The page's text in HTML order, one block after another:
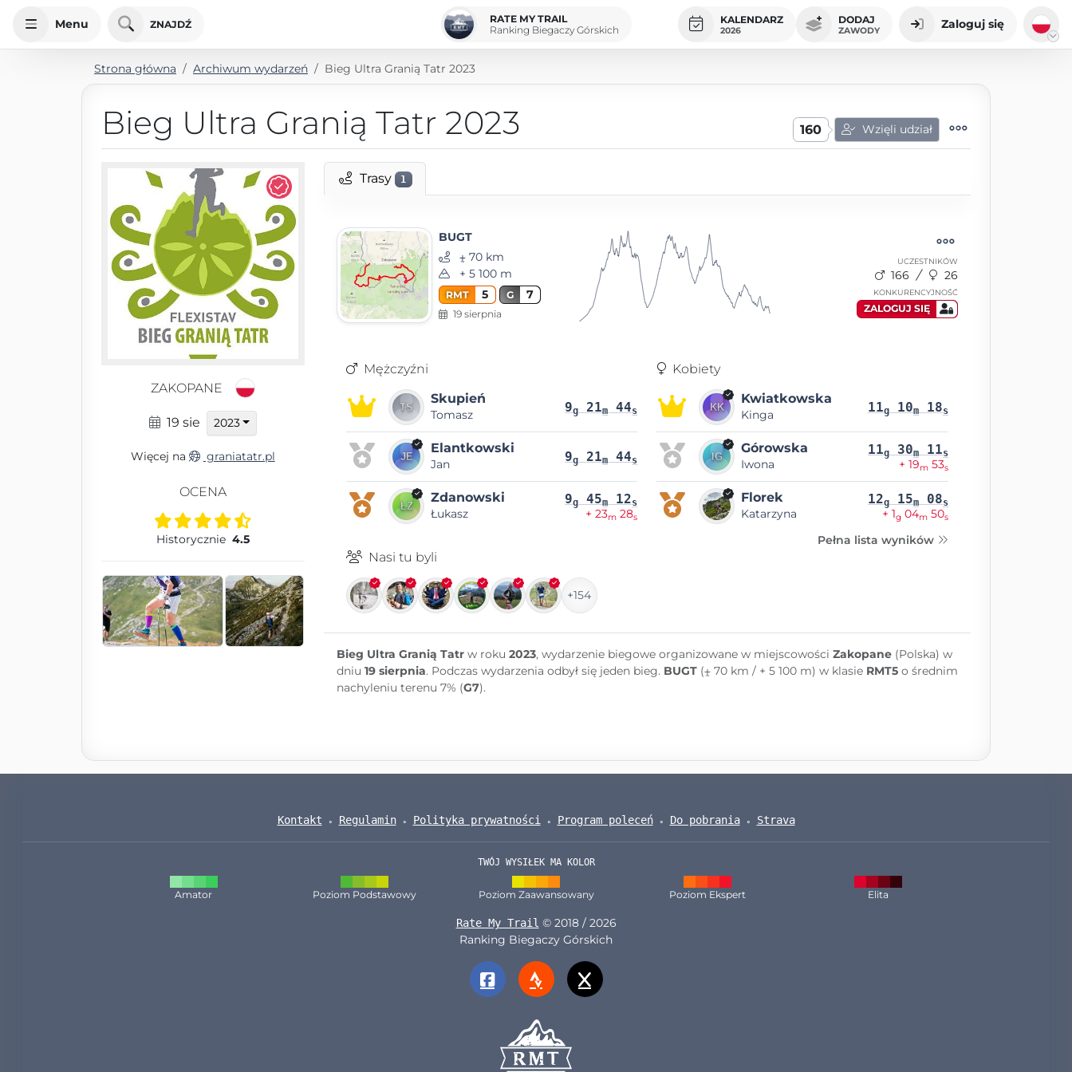
Menu ZNAJDŹ
RATE MY TRAIL
Ranking Biegaczy Górskich
KALENDARZ
2026
DODAJ
ZAWODY Zaloguj się
Strona główna Archiwum wydarzeń Bieg Ultra Granią Tatr 2023
Bieg Ultra Granią Tatr 2023 160 Wzięli udział
ZAKOPANE
19 sie 2023
Więcej na graniatatr.pl
OCENA
Historycznie 4.5
Trasy 1
BUGT
⨦ 70 km
+ 5 100 m
RMT 5 G 7
19 sierpnia
UCZESTNIKÓW
166 26
KONKURENCYJNOŚĆ
ZALOGUJ SIĘ
Mężczyźni
Skupień
Tomasz 9g 21m 44s
Elantkowski
Jan 9g 21m 44s
Zdanowski
Łukasz
9g 45m 12s
+ 23m 28s
Kobiety
Kwiatkowska
Kinga 11g 10m 18s
Górowska
Iwona
11g 30m 11s
+ 19m 53s
Florek
Katarzyna
12g 15m 08s
+ 1g 04m 50s
Pełna lista wyników
Nasi tu byli
+154
Bieg Ultra Granią Tatrw roku 2023, wydarzenie biegowe organizowane w miejscowości Zakopane(Polska) w
dniu 19 sierpnia. Podczas wydarzenia odbył się jeden bieg. BUGT(⨦ 70 km / + 5 100 m) w klasie RMT5o średnim
nachyleniu terenu 7% (G7).
Kontakt Regulamin Polityka prywatności Program poleceń Do pobrania Strava
TWÓJ WYSIŁEK MA KOLOR
Amator Poziom Podstawowy Poziom Zaawansowany Poziom Ekspert Elita
Rate My Trail © 2018 / 2026
Ranking Biegaczy Górskich